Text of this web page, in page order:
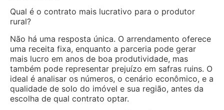
Qual é o contrato mais lucrativo para o produtor
rural?
Não há uma resposta única. O arrendamento oferece
uma receita fixa, enquanto a parceria pode gerar
mais lucro em anos de boa produtividade, mas
também pode representar prejuízo em safras ruins. O
ideal é analisar os números, o cenário econômico, e a
qualidade de solo do imóvel e sua região, antes da
escolha de qual contrato optar.